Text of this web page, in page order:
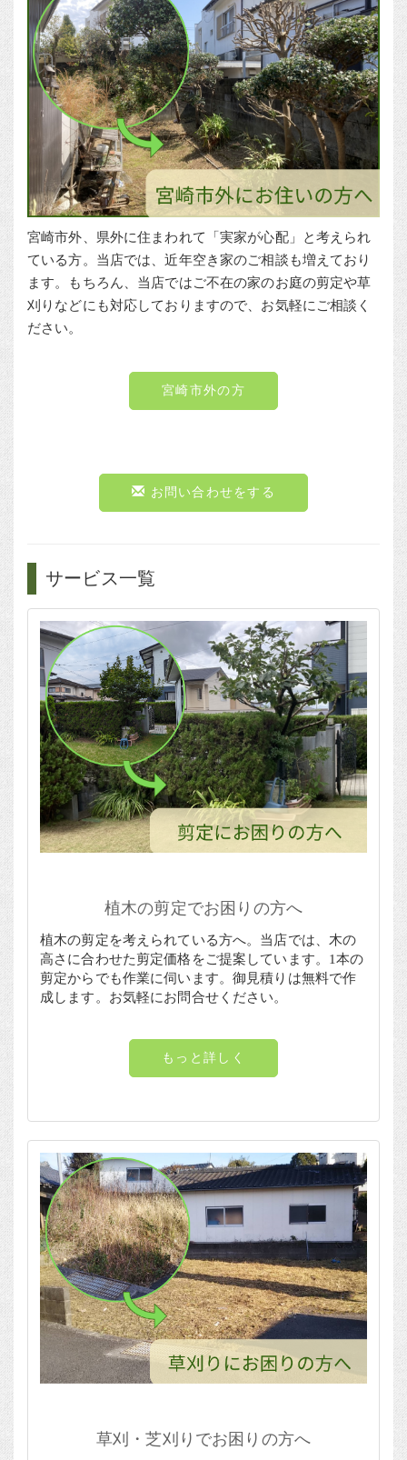
宮崎市外、県外に住まわれて「実家が心配」と考えられ
ている方。当店では、近年空き家のご相談も増えており
ます。もちろん、当店ではご不在の家のお庭の剪定や草
刈りなどにも対応しておりますので、お気軽にご相談く
ださい。
宮崎市外の方
お問い合わせをする
サービス一覧
植木の剪定でお困りの方へ
植木の剪定を考えられている方へ。当店では、木の
高さに合わせた剪定価格をご提案しています。1本の
剪定からでも作業に伺います。御見積りは無料で作
成します。お気軽にお問合せください。
もっと詳しく
草刈・芝刈りでお困りの方へ